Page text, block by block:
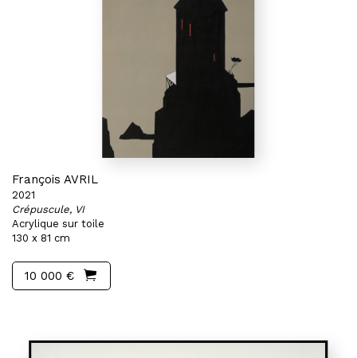
François AVRIL
2021
Crépuscule, VI
Acrylique sur toile
130 x 81 cm
10 000 €